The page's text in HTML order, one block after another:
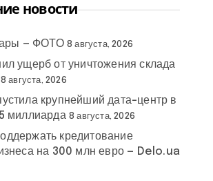
новости
— ФОТО 8 августа, 2026
ущерб от уничтожения склада
8 августа, 2026
крупнейший дата-центр в
миллиарда 8 августа, 2026
кредитование
на 300 млн евро — Delo.ua